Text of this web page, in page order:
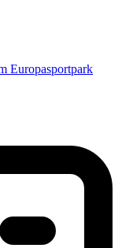
Europasportpark